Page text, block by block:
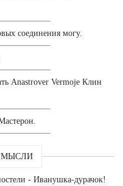
соединения могу.
Anastrover Vermoje Клин
МЫСЛИ
- Иванушка-дурачок!